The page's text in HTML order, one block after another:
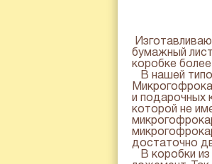
бумажный
коробке
В нашей
и подарочных
которой не
достаточно
В коробки из